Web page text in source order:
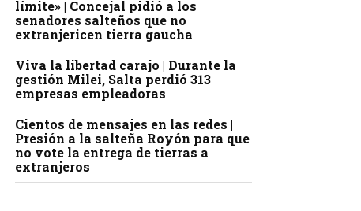
límite» | Concejal pidió a los
senadores salteños que no
extranjericen tierra gaucha
Viva la libertad carajo | Durante la
gestión Milei, Salta perdió 313
empresas empleadoras
Cientos de mensajes en las redes |
Presión a la salteña Royón para que
no vote la entrega de tierras a
extranjeros